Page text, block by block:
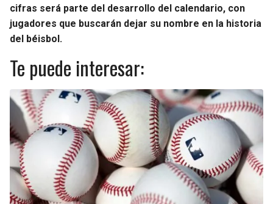
cifras será parte del desarrollo del calendario, con
jugadores que buscarán dejar su nombre en la historia
del béisbol.
Te puede interesar: